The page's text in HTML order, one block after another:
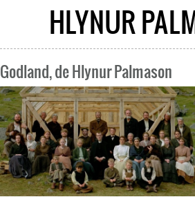
HLYNUR
Godland, de Hlynur Palmason